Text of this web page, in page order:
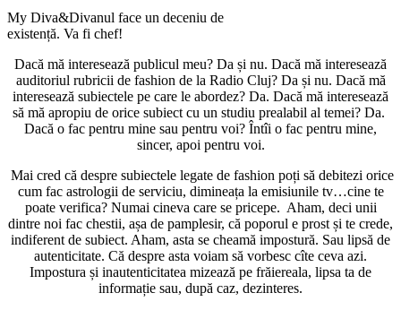
My Diva&Divanul face un deceniu de
existență. Va fi chef!
Dacă mă interesează publicul meu? Da și nu. Dacă mă interesează
auditoriul rubricii de fashion de la Radio Cluj? Da și nu. Dacă mă
interesează subiectele pe care le abordez? Da. Dacă mă interesează
să mă apropiu de orice subiect cu un studiu prealabil al temei? Da.
Dacă o fac pentru mine sau pentru voi? Întîi o fac pentru mine,
sincer, apoi pentru voi.
Mai cred că despre subiectele legate de fashion poți să debitezi orice
cum fac astrologii de serviciu, dimineața la emisiunile tv…cine te
poate verifica? Numai cineva care se pricepe. Aham, deci unii
dintre noi fac chestii, așa de pamplesir, că poporul e prost și te crede,
indiferent de subiect. Aham, asta se cheamă impostură. Sau lipsă de
autenticitate. Că despre asta voiam să vorbesc cîte ceva azi.
Impostura și inautenticitatea mizează pe frăiereala, lipsa ta de
informație sau, după caz, dezinteres.